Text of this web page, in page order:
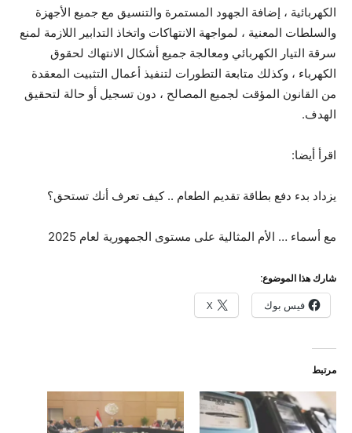
الكهربائية ، إضافة الجهود المستمرة والتنسيق مع جميع الأجهزة
والسلطات المعنية ، لمواجهة الانتهاكات واتخاذ التدابير اللازمة لمنع
سرقة التيار الكهربائي ومعالجة جميع أشكال الانتهاك لحقوق
الكهرباء ، وكذلك متابعة التطورات لتنفيذ أعمال التثبيت المعقدة
من القانون المؤقت لجميع المصالح ، دون تسجيل أو حالة لتحقيق
الهدف.
اقرأ أيضا:
يزداد بدء دفع بطاقة تقديم الطعام .. كيف تعرف أنك تستحق؟
مع أسماء … الأم المثالية على مستوى الجمهورية لعام 2025
شارك هذا الموضوع:
فيس بوك X
مرتبط